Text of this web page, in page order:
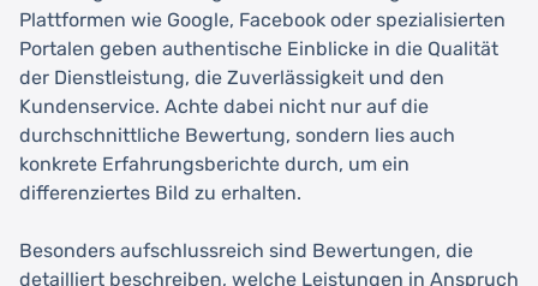
Plattformen wie Google, Facebook oder spezialisierten
Portalen geben authentische Einblicke in die Qualität
der Dienstleistung, die Zuverlässigkeit und den
Kundenservice. Achte dabei nicht nur auf die
durchschnittliche Bewertung, sondern lies auch
konkrete Erfahrungsberichte durch, um ein
differenziertes Bild zu erhalten.
Besonders aufschlussreich sind Bewertungen, die
detailliert beschreiben, welche Leistungen in Anspruch